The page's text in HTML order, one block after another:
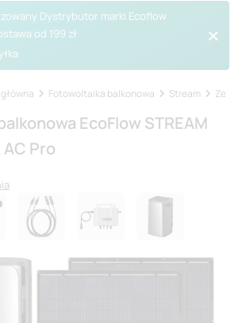
Dystrybutor marki Ecoflow
od 199 zł
Fotowoltaika balkonowa Stream
EcoFlow STREAM
Pro